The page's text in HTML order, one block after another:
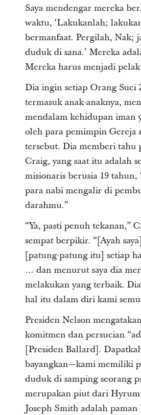
Saya mendengar mereka
waktu, ‘Lakukanlah;
bermanfaat. Pergilah, Nak;
duduk di sana.’ Mereka
Mereka harus menjadi
Dia ingin setiap Orang Suci
termasuk anak-anaknya,
mendalam kehidupan iman
oleh para pemimpin Gereja
tersebut. Dia memberi tahu
Craig, yang saat itu adalah
misionaris berusia 19 tahun,
para nabi mengalir di
darahmu.”
“Ya, pasti penuh tekanan,”
sempat berpikir. “[Ayah
[patung-patung itu] setiap
… dan menurut saya dia
melakukan yang terbaik.
hal itu dalam diri kami
Presiden Nelson
komitmen dan persucian
[Presiden Ballard].
bayangkan—kami memiliki
duduk di samping seorang
merupakan piut dari
Joseph Smith adalah